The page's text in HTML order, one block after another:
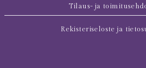
Tilaus- ja
Rekisteriseloste ja